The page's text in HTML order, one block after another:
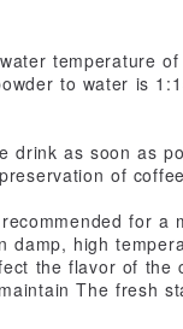
temperature of
to water is
drink as soon as
of
for a
damp, high
the flavor of the
The fresh